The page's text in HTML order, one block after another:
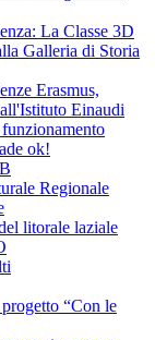
La Classe 3D
Galleria di Storia
Erasmus,
Einaudi
ok!
Regionale
litorale laziale
“Con le